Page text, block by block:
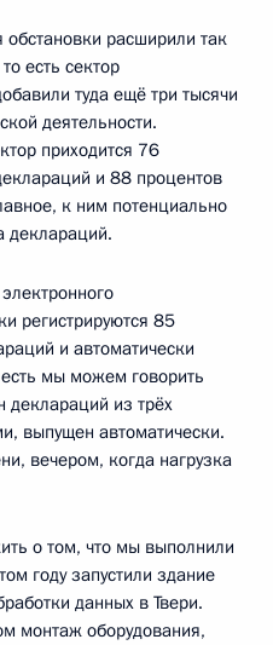
расширили так
есть сектор
туда ещё три тысячи
деятельности.
приходится 76
и 88 процентов
к ним потенциально
деклараций.
регистрируются 85
и автоматически
мы можем говорить
деклараций из трёх
выпущен автоматически.
вечером, когда нагрузка
о том, что мы выполнили
году запустили здание
данных в Твери.
монтаж оборудования,